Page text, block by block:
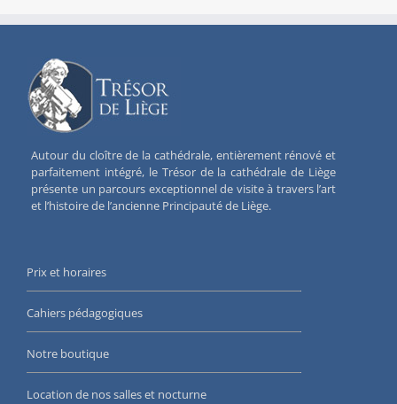
Autour du cloître de la cathédrale, entièrement rénové et
parfaitement intégré, le Trésor de la cathédrale de Liège
présente un parcours exceptionnel de visite à travers l’art
et l’histoire de l’ancienne Principauté de Liège.
Prix et horaires
Cahiers pédagogiques
Notre boutique
Location de nos salles et nocturne